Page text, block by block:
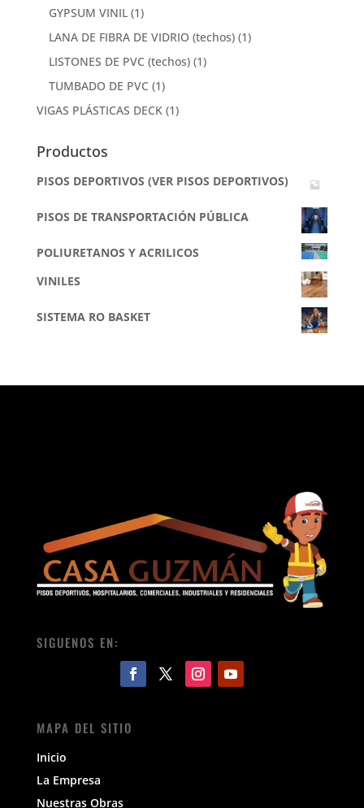
GYPSUM VINIL (1)
LANA DE FIBRA DE VIDRIO (techos) (1)
LISTONES DE PVC (techos) (1)
TUMBADO DE PVC (1)
VIGAS PLÁSTICAS DECK (1)
Productos
PISOS DEPORTIVOS (VER PISOS DEPORTIVOS)
PISOS DE TRANSPORTACIÓN PÚBLICA
POLIURETANOS Y ACRILICOS
VINILES
SISTEMA RO BASKET
SIGUENOS EN:
MAPA DEL SITIO
Inicio
La Empresa
Nuestras Obras